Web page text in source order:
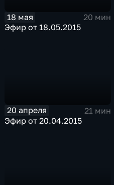
18 мая
20 мин
Эфир от 18.05.2015
20 апреля
21 мин
Эфир от 20.04.2015